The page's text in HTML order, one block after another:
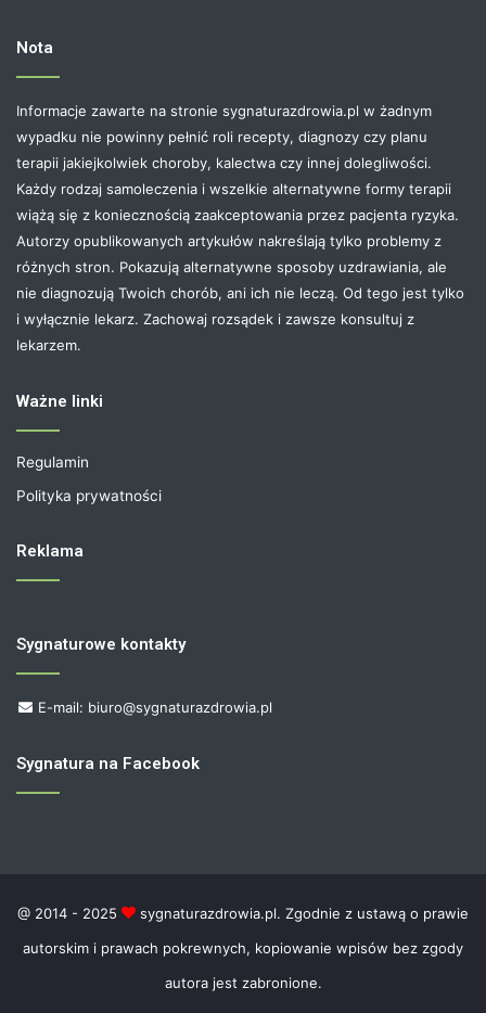
Nota
Informacje zawarte na stronie sygnaturazdrowia.pl w żadnym
wypadku nie powinny pełnić roli recepty, diagnozy czy planu
terapii jakiejkolwiek choroby, kalectwa czy innej dolegliwości.
Każdy rodzaj samoleczenia i wszelkie alternatywne formy terapii
wiążą się z koniecznością zaakceptowania przez pacjenta ryzyka.
Autorzy opublikowanych artykułów nakreślają tylko problemy z
różnych stron. Pokazują alternatywne sposoby uzdrawiania, ale
nie diagnozują Twoich chorób, ani ich nie leczą. Od tego jest tylko
i wyłącznie lekarz. Zachowaj rozsądek i zawsze konsultuj z
lekarzem.
Ważne linki
Regulamin
Polityka prywatności
Reklama
Sygnaturowe kontakty
E-mail: biuro@sygnaturazdrowia.pl
Sygnatura na Facebook
@ 2014 - 2025
sygnaturazdrowia.pl. Zgodnie z ustawą o prawie
autorskim i prawach pokrewnych, kopiowanie wpisów bez zgody
autora jest zabronione.